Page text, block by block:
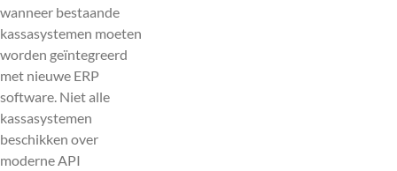
wanneer bestaande
kassasystemen moeten
worden geïntegreerd
met nieuwe ERP
software. Niet alle
kassasystemen
beschikken over
moderne API